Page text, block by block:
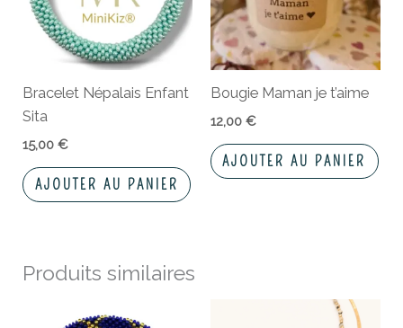
Bracelet Népalais Enfant
Sita
15,00€
AJOUTER AU PANIER
Bougie Maman je t’aime
12,00 €
AJOUTER AU PANIER
Produits similaires